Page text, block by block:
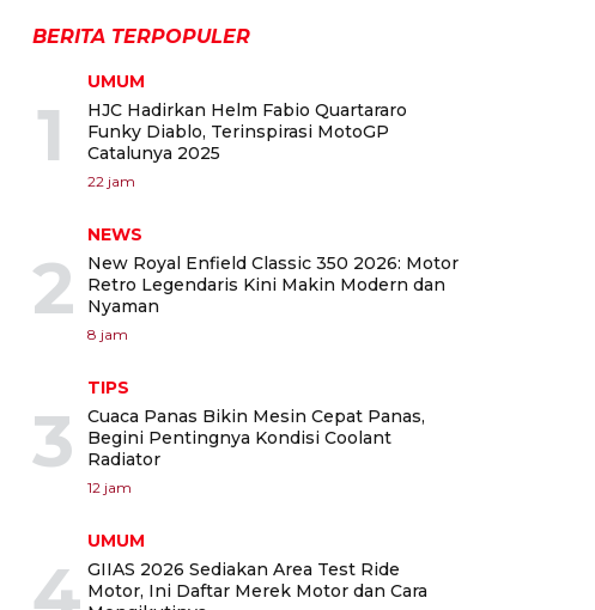
BERITA TERPOPULER
1
UMUM
HJC Hadirkan Helm Fabio Quartararo
Funky Diablo, Terinspirasi MotoGP
Catalunya 2025
22 jam
2
NEWS
New Royal Enfield Classic 350 2026: Motor
Retro Legendaris Kini Makin Modern dan
Nyaman
8 jam
3
TIPS
Cuaca Panas Bikin Mesin Cepat Panas,
Begini Pentingnya Kondisi Coolant
Radiator
12 jam
UMUM
GIIAS 2026 Sediakan Area Test Ride
Motor, Ini Daftar Merek Motor dan Cara